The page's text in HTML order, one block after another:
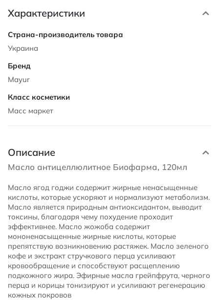
Характеристики
Характеристики
Украина
Mayur
Масс маркет
Описание
Масло антицеллюлитное Биофарма, 120мл
Масло ягод годжи содержит жирные ненасыщенные
кислоты, которые ускоряют и нормализуют метаболизм.
Масло является природным антиоксидантом, выводит
токсины, благодаря чему похудение проходит
эффективнее. Масло жожоба содержит
мононенасыщенные жирные кислоты, которые
препятствую возникновению растяжек. Масло зеленого
кофе и экстракт стручкового перца усиливают
кровообращение и способствуют расщеплению
подкожного жира. Эфирные масла грейпфрута, черного
перца и корицы тонизируют и усиливают регенерацию
кожных покровов